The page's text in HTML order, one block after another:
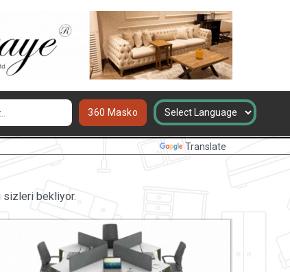
Translate
360 Masko
sizleri bekliyor.